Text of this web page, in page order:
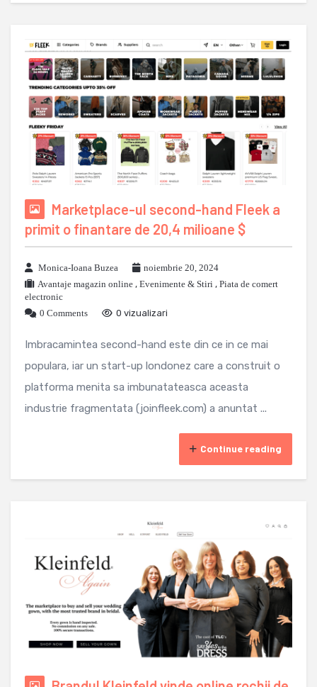
Marketplace-ul second-hand Fleek a
primit o finantare de 20,4 milioane $
Monica-Ioana Buzea
noiembrie 20, 2024
Avantaje magazin online , Evenimente & Stiri , Piata de comert
electronic
0 Comments
0 vizualizari
Imbracamintea second-hand este din ce in ce mai
populara, iar un start-up londonez care a construit o
platforma menita sa imbunatateasca aceasta
industrie fragmentata (joinfleek.com) a anuntat ...
Continue reading